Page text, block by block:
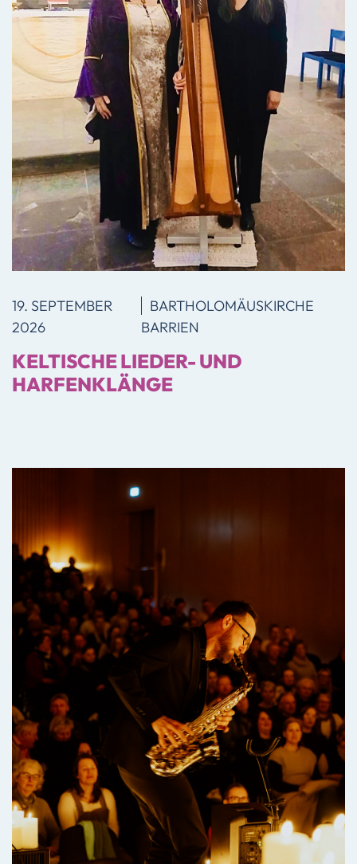
19. SEPTEMBER
2026
BARTHOLOMÄUS­KIRCHE
BARRIEN
KELTISCHE LIEDER- UND
HARFENKLÄNGE